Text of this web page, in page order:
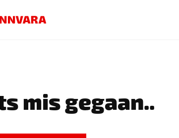
mis gegaan..